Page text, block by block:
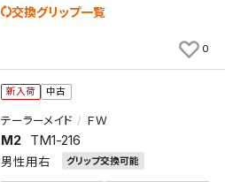
交換グリップ一覧
0
新入荷 中古
テーラーメイド ＦＷ
M2 TM1-216
男性用右 グリップ交換可能